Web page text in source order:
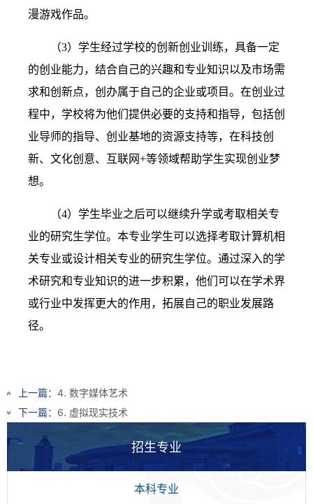
漫游戏作品。
（3） 学生经过学校的创新创业训练，具备一定
的创业能力，结合自己的兴趣和专业知识以及市场需
求和创新点，创办属于自己的企业或项目。在创业过
程中，学校将为他们提供必要的支持和指导，包括创
业导师的指导、创业基地的资源支持等，在科技创
新、文化创意、互联网+等领域帮助学生实现创业梦
想。
（4） 学生毕业之后可以继续升学或考取相关专
业的研究生学位。本专业学生可以选择考取计算机相
关专业或设计相关专业的研究生学位。通过深入的学
术研究和专业知识的进一步积累，他们可以在学术界
或行业中发挥更大的作用，拓展自己的职业发展路
径。
上一篇： 4. 数字媒体艺术
下一篇： 6. 虚拟现实技术
招生专业
本科专业